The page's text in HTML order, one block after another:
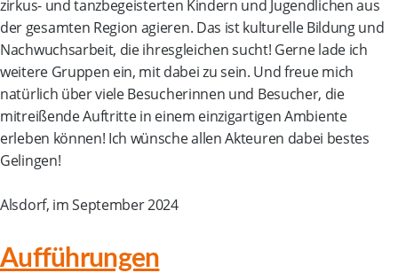
zirkus- und tanzbegeisterten Kindern und Jugendlichen aus
der gesamten Region agieren. Das ist kulturelle Bildung und
Nachwuchsarbeit, die ihresgleichen sucht! Gerne lade ich
weitere Gruppen ein, mit dabei zu sein. Und freue mich
natürlich über viele Besucherinnen und Besucher, die
mitreißende Auftritte in einem einzigartigen Ambiente
erleben können! Ich wünsche allen Akteuren dabei bestes
Gelingen!
Alsdorf, im September 2024
Aufführungen